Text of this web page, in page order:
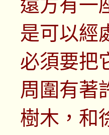
遠方有一
是可以經
必須要把
周圍有著
樹木，和